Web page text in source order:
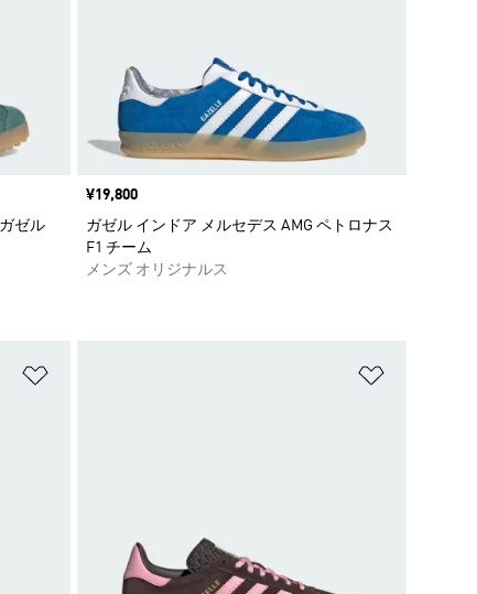
ゼル
価格
¥19,800
ガゼル インドア メルセデス AMG ペトロナス
F1 チーム
メンズ オリジナルス